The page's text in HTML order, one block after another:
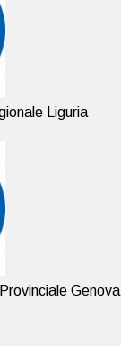
Liguria
Genova